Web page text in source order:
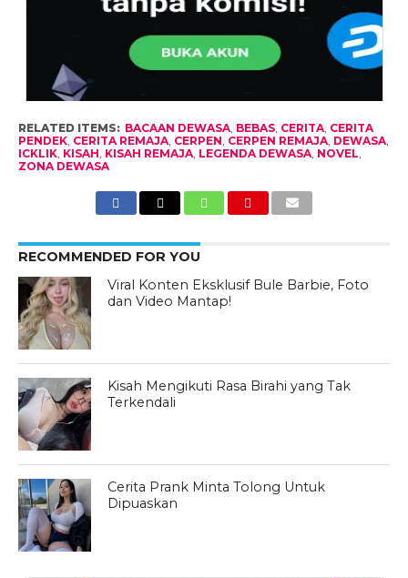
RELATED ITEMS: BACAAN DEWASA, BEBAS, CERITA, CERITA
PENDEK, CERITA REMAJA, CERPEN, CERPEN REMAJA, DEWASA,
ICKLIK, KISAH, KISAH REMAJA, LEGENDA DEWASA, NOVEL,
ZONA DEWASA
RECOMMENDED FOR YOU
Viral Konten Eksklusif Bule Barbie, Foto
dan Video Mantap!
Kisah Mengikuti Rasa Birahi yang Tak
Terkendali
Cerita Prank Minta Tolong Untuk
Dipuaskan